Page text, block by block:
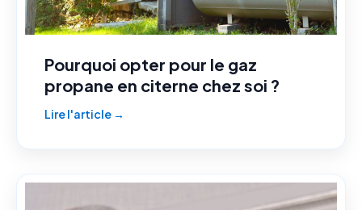
Pourquoi opter pour le gaz
propane en citerne chez soi ?
Lire l'article →